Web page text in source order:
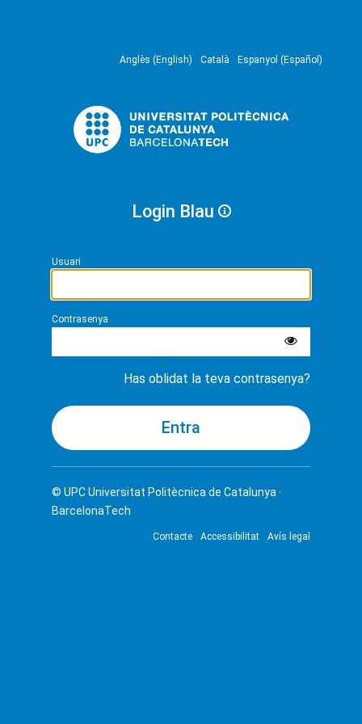
Anglès (English) Català Espanyol (Español)
Login Blau
Usuari
Contrasenya
Has oblidat la teva contrasenya?
© UPCUniversitat Politècnica de Catalunya ·
BarcelonaTech
Contacte Accessibilitat Avís legal